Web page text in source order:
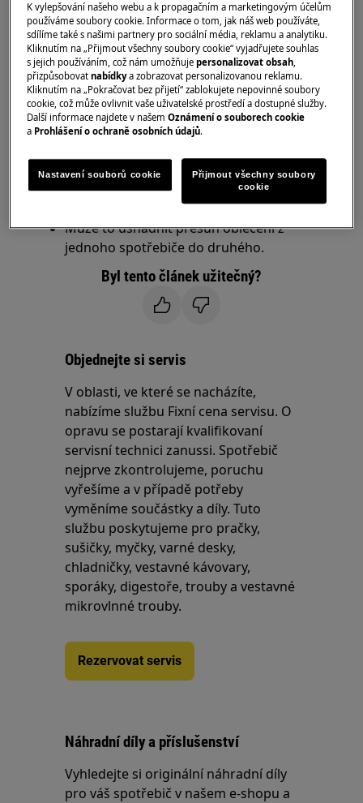
1. Dvířka pračky nelze otočit, aby se otevírala
na druhou stranu.
Směr, kterým se dvířka pračky otevírají,
nelze změnit z důvodu elektrických
součástí v pračce, které nelze přesunout.
Abyste dosáhli lepšího uspořádání
sušičky, zaměňte oba spotřebiče navzájem
a otočte dvířka bubnové sušičky opačným
Může to usnadnit přesun oblečení z
jednoho spotřebiče do druhého.
Byl tento článek užitečný?
Objednejte si servis
V oblasti, ve které se nacházíte,
nabízíme službu Fixní cena servisu. O
opravu se postarají kvalifikovaní
servisní technici zanussi. Spotřebič
nejprve zkontrolujeme, poruchu
vyřešíme a v případě potřeby
vyměníme součástky a díly. Tuto
službu poskytujeme pro pračky,
sušičky, myčky, varné desky,
chladničky, vestavné kávovary,
sporáky, digestoře, trouby a vestavné
mikrovlnné trouby.
Rezervovat servis
Náhradní díly a příslušenství
Vyhledejte si originální náhradní díly
pro váš spotřebič v našem e-shopu a
K vylepšování našeho webu a k propagačním a marketingovým účelům
používáme soubory cookie. Informace o tom, jak náš web používáte,
sdílíme také s našimi partnery pro sociální média, reklamu a analytiku.
Kliknutím na „Přijmout všechny soubory cookie“ vyjadřujete souhlas
s jejich používáním, což nám umožňujepersonalizovat obsah,
přizpůsobovatnabídkya zobrazovat personalizovanou reklamu.
Kliknutím na „Pokračovat bez přijetí“ zablokujete nepovinné soubory
cookie, což může ovlivnit vaše uživatelské prostředí a dostupné služby.
Další informace najdete v našemOznámení o souborech cookie
a Prohlášení o ochraně osobních údajů.
Nastavení souborů cookie
Přijmout všechny soubory
cookie